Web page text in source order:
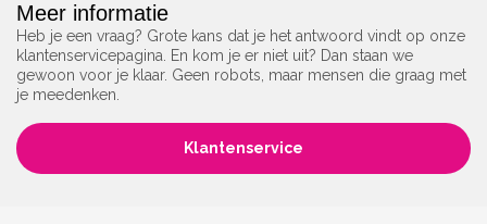
Meer informatie
Heb je een vraag? Grote kans dat je het antwoord vindt op onze
klantenservicepagina. En kom je er niet uit? Dan staan we
gewoon voor je klaar. Geen robots, maar mensen die graag met
je meedenken.
Klantenservice